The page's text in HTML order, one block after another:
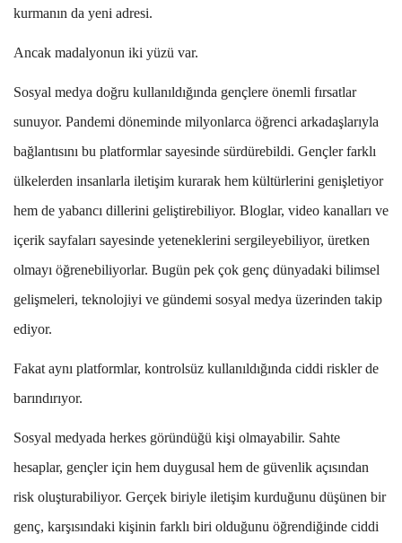
kurmanın da yeni adresi.
Ancak madalyonun iki yüzü var.
Sosyal medya doğru kullanıldığında gençlere önemli fırsatlar
sunuyor. Pandemi döneminde milyonlarca öğrenci arkadaşlarıyla
bağlantısını bu platformlar sayesinde sürdürebildi. Gençler farklı
ülkelerden insanlarla iletişim kurarak hem kültürlerini genişletiyor
hem de yabancı dillerini geliştirebiliyor. Bloglar, video kanalları ve
içerik sayfaları sayesinde yeteneklerini sergileyebiliyor, üretken
olmayı öğrenebiliyorlar. Bugün pek çok genç dünyadaki bilimsel
gelişmeleri, teknolojiyi ve gündemi sosyal medya üzerinden takip
ediyor.
Fakat aynı platformlar, kontrolsüz kullanıldığında ciddi riskler de
barındırıyor.
Sosyal medyada herkes göründüğü kişi olmayabilir. Sahte
hesaplar, gençler için hem duygusal hem de güvenlik açısından
risk oluşturabiliyor. Gerçek biriyle iletişim kurduğunu düşünen bir
genç, karşısındaki kişinin farklı biri olduğunu öğrendiğinde ciddi